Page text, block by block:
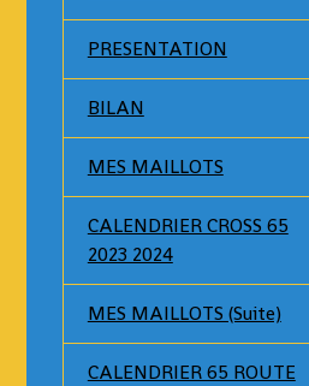
PRESENTATION
BILAN
MES MAILLOTS
CALENDRIER CROSS 65
2023 2024
MES MAILLOTS (Suite)
CALENDRIER 65 ROUTE